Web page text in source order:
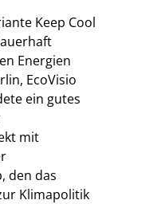
Keep Cool
Energien
EcoVisio
ein gutes
mit
den das
Klimapolitik